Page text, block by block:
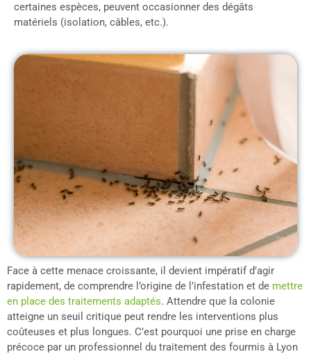
certaines espèces, peuvent occasionner des dégâts
matériels (isolation, câbles, etc.).
Face à cette menace croissante, il devient impératif d’agir
rapidement, de comprendre l’origine de l’infestation et de mettre
en place des traitements adaptés. Attendre que la colonie
atteigne un seuil critique peut rendre les interventions plus
coûteuses et plus longues. C’est pourquoi une prise en charge
précoce par un professionnel du traitement des fourmis à Lyon